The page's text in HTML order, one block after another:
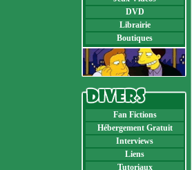
DVD
Librairie
Boutiques
Fan Fictions
Hébergement Gratuit
Interviews
Liens
Tutoriaux